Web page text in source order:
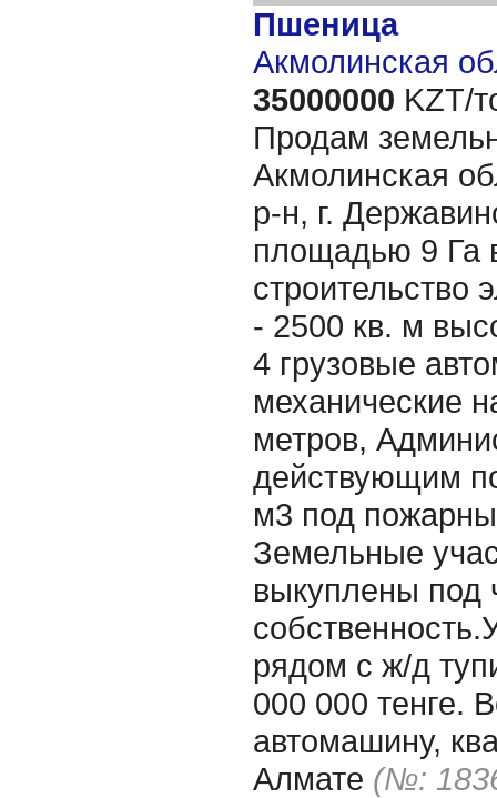
Пшеница
Акмолинская
35000000 KZT/
Продам
Акмолинская
р-н, г.
площадью 9 Га
строительство
- 2500 кв. м
4 грузовые
механические
метров,
действующим
м3 под
Земельные
выкуплены под
рядом с ж/д
000 000 тенге.
автомашину,
Алмате (№: